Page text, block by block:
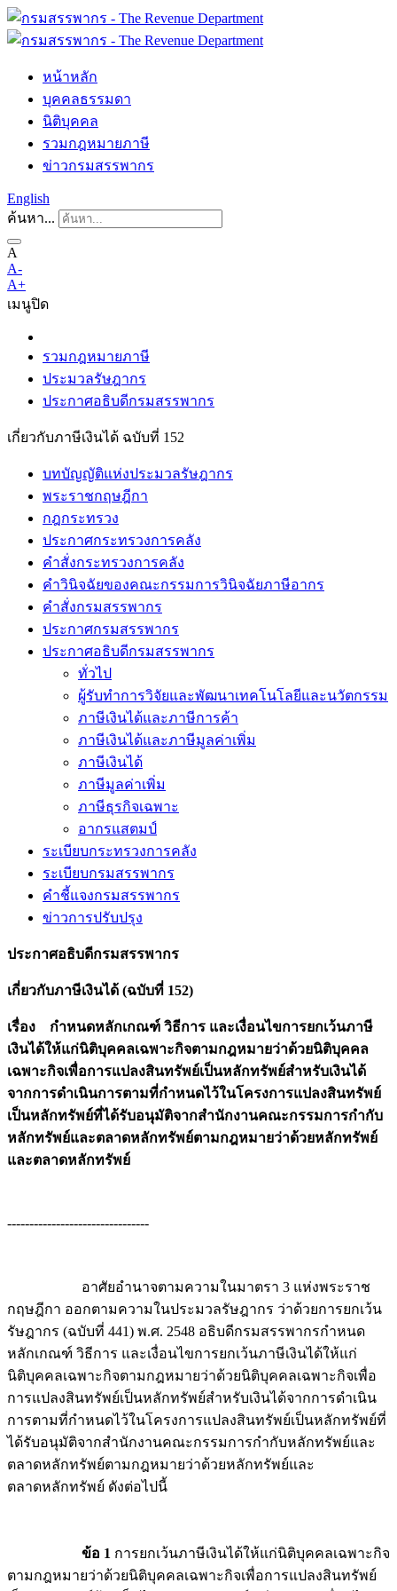
หน้าหลัก
บุคคลธรรมดา
นิติบุคคล
รวมกฎหมายภาษี
ข่าวกรมสรรพากร
English
ค้นหา...
A
A-
A+
เมนูปิด
รวมกฎหมายภาษี
ประมวลรัษฎากร
ประกาศอธิบดีกรมสรรพากร
เกี่ยวกับภาษีเงินได้ ฉบับที่ 152
บทบัญญัติแห่งประมวลรัษฎากร
พระราชกฤษฎีกา
กฎกระทรวง
ประกาศกระทรวงการคลัง
คำสั่งกระทรวงการคลัง
คำวินิจฉัยของคณะกรรมการวินิจฉัยภาษีอากร
คำสั่งกรมสรรพากร
ประกาศกรมสรรพากร
ประกาศอธิบดีกรมสรรพากร
ทั่วไป
ผู้รับทำการวิจัยและพัฒนาเทคโนโลยีและนวัตกรรม
ภาษีเงินได้และภาษีการค้า
ภาษีเงินได้และภาษีมูลค่าเพิ่ม
ภาษีเงินได้
ภาษีมูลค่าเพิ่ม
ภาษีธุรกิจเฉพาะ
อากรแสตมป์
ระเบียบกระทรวงการคลัง
ระเบียบกรมสรรพากร
คำชี้แจงกรมสรรพากร
ข่าวการปรับปรุง
ประกาศอธิบดีกรมสรรพากร
เกี่ยวกับภาษีเงินได้ (ฉบับที่ 152)
เรื่อง กำหนดหลักเกณฑ์ วิธีการ และเงื่อนไขการยกเว้นภาษี
เงินได้ให้แก่นิติบุคคลเฉพาะกิจตามกฎหมายว่าด้วยนิติบุคคล
เฉพาะกิจเพื่อการแปลงสินทรัพย์เป็นหลักทรัพย์สำหรับเงินได้
จากการดำเนินการตามที่กำหนดไว้ในโครงการแปลงสินทรัพย์
เป็นหลักทรัพย์ที่ได้รับอนุมัติจากสำนักงานคณะกรรมการกำกับ
หลักทรัพย์และตลาดหลักทรัพย์ตามกฎหมายว่าด้วยหลักทรัพย์
และตลาดหลักทรัพย์
--------------------------------
อาศัยอำนาจตามความในมาตรา 3 แห่งพระราช
กฤษฎีกา ออกตามความในประมวลรัษฎากร ว่าด้วยการยกเว้น
รัษฎากร (ฉบับที่ 441) พ.ศ. 2548 อธิบดีกรมสรรพากรกำหนด
หลักเกณฑ์ วิธีการ และเงื่อนไขการยกเว้นภาษีเงินได้ให้แก่
นิติบุคคลเฉพาะกิจตามกฎหมายว่าด้วยนิติบุคคลเฉพาะกิจเพื่อ
การแปลงสินทรัพย์เป็นหลักทรัพย์สำหรับเงินได้จากการดำเนิน
การตามที่กำหนดไว้ในโครงการแปลงสินทรัพย์เป็นหลักทรัพย์ที่
ได้รับอนุมัติจากสำนักงานคณะกรรมการกำกับหลักทรัพย์และ
ตลาดหลักทรัพย์ตามกฎหมายว่าด้วยหลักทรัพย์และ
ตลาดหลักทรัพย์ ดังต่อไปนี้
ข้อ 1 การยกเว้นภาษีเงินได้ให้แก่นิติบุคคลเฉพาะกิจ
ตามกฎหมายว่าด้วยนิติบุคคลเฉพาะกิจเพื่อการแปลงสินทรัพย์